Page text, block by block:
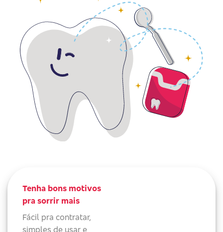
Tenha bons motivos
pra sorrir mais
Fácil pra contratar,
simples de usar e